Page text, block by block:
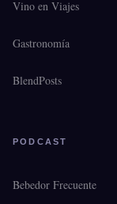
Vino en Viajes
Gastronomía
BlendPosts
PODCAST
Bebedor Frecuente